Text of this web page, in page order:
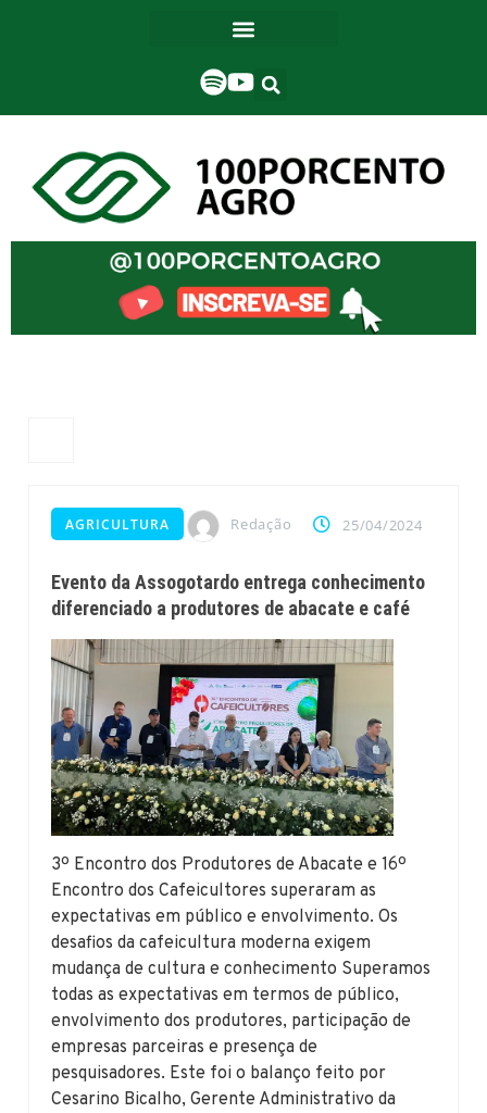
AGRICULTURA Redação 25/04/2024
Evento da Assogotardo entrega conhecimento
diferenciado a produtores de abacate e café
3º Encontro dos Produtores de Abacate e 16º
Encontro dos Cafeicultores superaram as
expectativas em público e envolvimento. Os
desafios da cafeicultura moderna exigem
mudança de cultura e conhecimento Superamos
todas as expectativas em termos de público,
envolvimento dos produtores, participação de
empresas parceiras e presença de
pesquisadores. Este foi o balanço feito por
Cesarino Bicalho, Gerente Administrativo da